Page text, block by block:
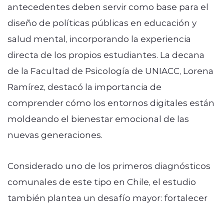
antecedentes deben servir como base para el
diseño de políticas públicas en educación y
salud mental, incorporando la experiencia
directa de los propios estudiantes. La decana
de la Facultad de Psicología de UNIACC, Lorena
Ramírez, destacó la importancia de
comprender cómo los entornos digitales están
moldeando el bienestar emocional de las
nuevas generaciones.
Considerado uno de los primeros diagnósticos
comunales de este tipo en Chile, el estudio
también plantea un desafío mayor: fortalecer